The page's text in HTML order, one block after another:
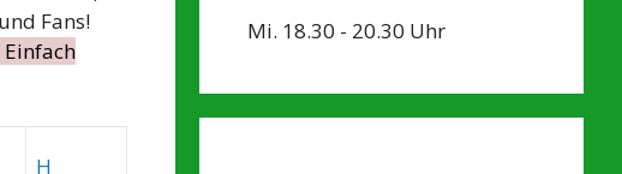
Fans!
H
Mi. 18.30 - 20.30 Uhr